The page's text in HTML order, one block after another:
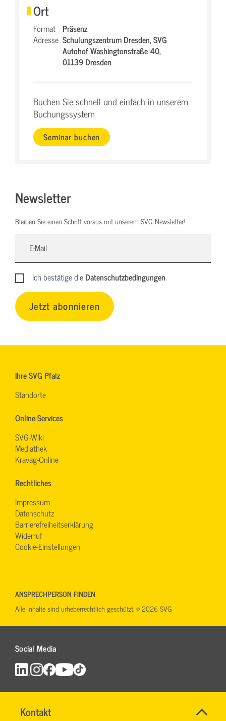
Kontakt
Name*
Ort
Format Präsenz
Adresse Schulungszentrum Dresden,SVG
Autohof Washingtonstraße 40,
01139 Dresden
Buchen Sie schnell und einfach in unserem
Buchungssystem
Seminar buchen
Newsletter
Bleiben Sie einen Schritt voraus mit unserem SVG Newsletter!
Ich bestätige dieDatenschutzbedingungen
Jetzt abonnieren
Ihre SVG Pfalz
Standorte
Online-Services
SVG-Wiki
Mediathek
Kravag-Online
Rechtliches
Impressum
Datenschutz
Barrierefreiheitserklärung
Widerruf
Cookie-Einstellungen
Social Media
ANSPRECHPERSON FINDEN
Alle Inhalte sind urheberrechtlich geschützt. © 2026 SVG